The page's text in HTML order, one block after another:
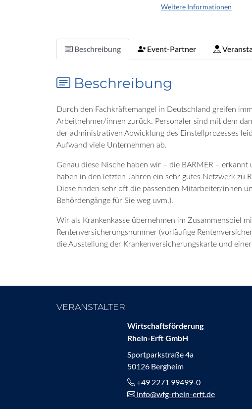
Weitere Informationen
Beschreibung Event-Partner
Beschreibung
Durch den Fachkräftemangel in Deutschland greifen
Arbeitnehmer/innen zurück. Personaler sind mit dem
der administrativen Abwicklung des Einstellprozesses
Aufwand viele Unternehmen ab.
Genau diese Nische haben wir – die BARMER –
haben in den letzten Jahren ein sehr gutes Netzwerk zu
Diese finden sehr oft die passenden Mitarbeiter/innen
Behördengänge für Sie weg uvm.).
Wir als Krankenkasse übernehmen im Zusammenspiel
Rentenversicherungsnummer (vorläufige
die Ausstellung der Krankenversicherungskarte und
VERANSTALTER
Wirtschaftsförderung
Rhein-Erft GmbH
Sportparkstraße 4a
50126 Bergheim
+49 2271 99499-0
info@wfg-rhein-erft.de